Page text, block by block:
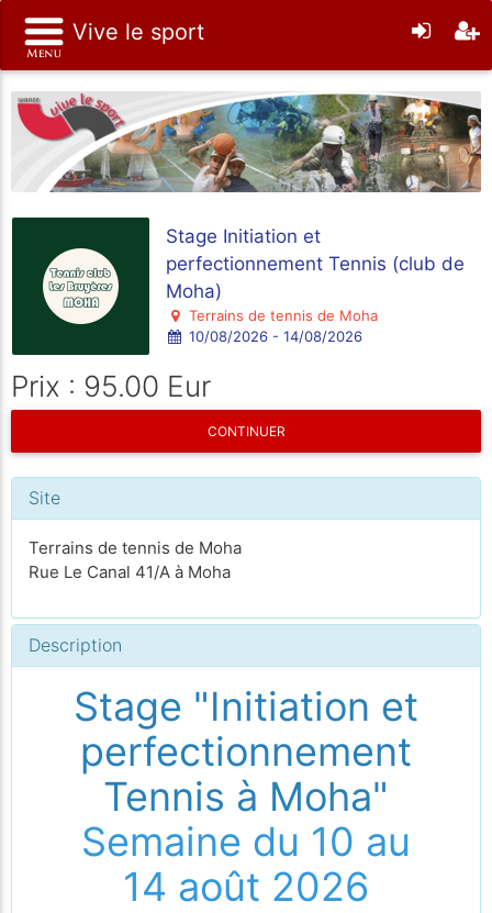
Vive le sport
Stage Initiation et
perfectionnement Tennis (club de
Moha)
Terrains de tennis de Moha
10/08/2026 - 14/08/2026
Prix : 95.00 Eur
CONTINUER
Site
Terrains de tennis de Moha
Rue Le Canal 41/A à Moha
Description
Stage "Initiation et
perfectionnement
Tennis à Moha"
Semaine du 10 au
14 août 2026